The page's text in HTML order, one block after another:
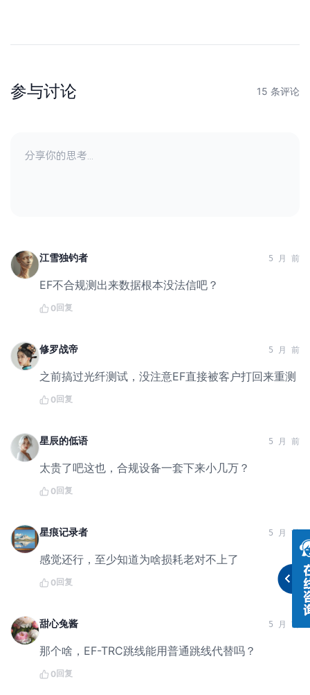
参与讨论 15 条评论
江雪独钓者 5 月 前
EF不合规测出来数据根本没法信吧？
0回复
修罗战帝 5 月 前
之前搞过光纤测试，没注意EF直接被客户打回来重测
0回复
星辰的低语 5 月 前
太贵了吧这也，合规设备一套下来小几万？
0回复
星痕记录者 5 月 前
感觉还行，至少知道为啥损耗老对不上了
0回复
甜心兔酱 5 月 前
那个啥，EF-TRC跳线能用普通跳线代替吗？
0回复